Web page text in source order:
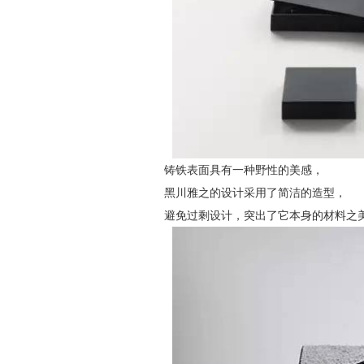
铸铁表面具有一种野性的美感，
黑川雅之的设计采用了简洁的造型，
避免过剩设计，突出了它本身的材料之